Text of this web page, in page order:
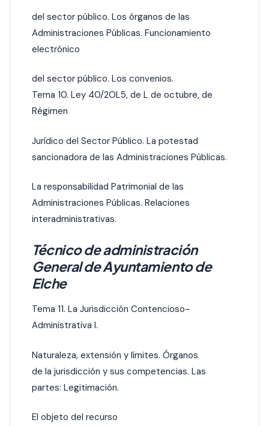
del sector público. Los órganos de las
Administraciones Públicas. Funcionamiento
electrónico
del sector público. Los convenios.
Tema 10. Ley 40/2OL5, de L de octubre, de
Régimen
Jurídico del Sector Público. La potestad
sancionadora de las Administraciones Públicas.
La responsabilidad Patrimonial de las
Administraciones Públicas. Relaciones
interadministrativas.
Técnico de administración
General de Ayuntamiento de
Elche
Tema 11. La Jurisdicción Contencioso-
Administrativa l.
Naturaleza, extensión y límites. Órganos
de la jurisdicción y sus competencias. Las
partes: Legitimación.
El objeto del recurso